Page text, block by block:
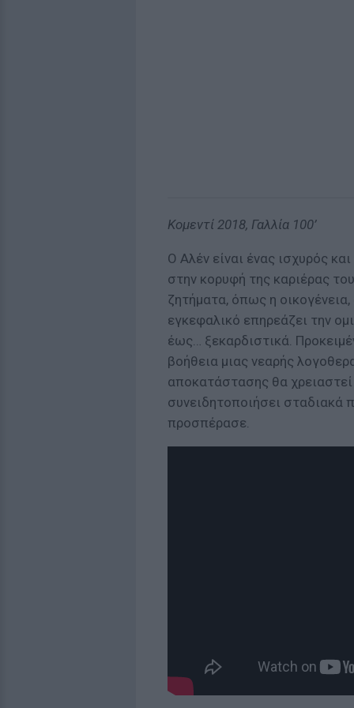
Κομεντί 2018, Γαλλία 100’
O Αλέν είναι ένας ισχυρός
στην κορυφή της καριέρας
ζητήματα, όπως η
εγκεφαλικό επηρεάζει την
έως… ξεκαρδιστικά.
βοήθεια μιας νεαρής
αποκατάστασης θα
συνειδητοποιήσει σταδιακά
προσπέρασε.